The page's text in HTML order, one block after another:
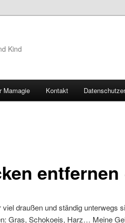
Kind
Mamagie Kontakt
viel draußen und ständig unterwegs
Gras, Schokoeis, Harz… Meine